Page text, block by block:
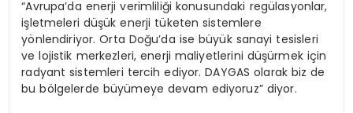
“Avrupa’da enerji verimliliği konusundaki regülasyonlar,
işletmeleri düşük enerji tüketen sistemlere
yönlendiriyor. Orta Doğu’da ise büyük sanayi tesisleri
ve lojistik merkezleri, enerji maliyetlerini düşürmek için
radyant sistemleri tercih ediyor. DAYGAS olarak biz de
bu bölgelerde büyümeye devam ediyoruz” diyor.